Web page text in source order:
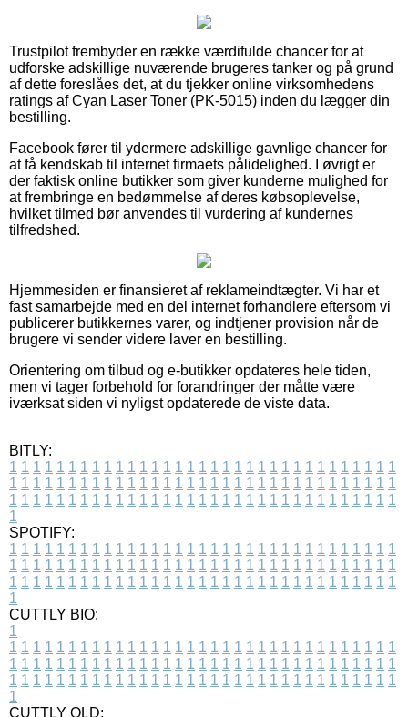
Trustpilot frembyder en række værdifulde chancer for at
udforske adskillige nuværende brugeres tanker og på grund
af dette foreslåes det, at du tjekker online virksomhedens
ratings af Cyan Laser Toner (PK-5015) inden du lægger din
bestilling.
Facebook fører til ydermere adskillige gavnlige chancer for
at få kendskab til internet firmaets pålidelighed. I øvrigt er
der faktisk online butikker som giver kunderne mulighed for
at frembringe en bedømmelse af deres købsoplevelse,
hvilket tilmed bør anvendes til vurdering af kundernes
tilfredshed.
Hjemmesiden er finansieret af reklameindtægter. Vi har et
fast samarbejde med en del internet forhandlere eftersom vi
publicerer butikkernes varer, og indtjener provision når de
brugere vi sender videre laver en bestilling.
Orientering om tilbud og e-butikker opdateres hele tiden,
men vi tager forbehold for forandringer der måtte være
iværksat siden vi nyligst opdaterede de viste data.
BITLY:
1 1 1 1 1 1 1 1 1 1 1 1 1 1 1 1 1 1 1 1 1 1 1 1 1 1 1 1 1 1 1 1 1
1 1 1 1 1 1 1 1 1 1 1 1 1 1 1 1 1 1 1 1 1 1 1 1 1 1 1 1 1 1 1 1 1
1 1 1 1 1 1 1 1 1 1 1 1 1 1 1 1 1 1 1 1 1 1 1 1 1 1 1 1 1 1 1 1 1
1
SPOTIFY:
1 1 1 1 1 1 1 1 1 1 1 1 1 1 1 1 1 1 1 1 1 1 1 1 1 1 1 1 1 1 1 1 1
1 1 1 1 1 1 1 1 1 1 1 1 1 1 1 1 1 1 1 1 1 1 1 1 1 1 1 1 1 1 1 1 1
1 1 1 1 1 1 1 1 1 1 1 1 1 1 1 1 1 1 1 1 1 1 1 1 1 1 1 1 1 1 1 1 1
1
CUTTLY BIO:
1
1 1 1 1 1 1 1 1 1 1 1 1 1 1 1 1 1 1 1 1 1 1 1 1 1 1 1 1 1 1 1 1 1
1 1 1 1 1 1 1 1 1 1 1 1 1 1 1 1 1 1 1 1 1 1 1 1 1 1 1 1 1 1 1 1 1
1 1 1 1 1 1 1 1 1 1 1 1 1 1 1 1 1 1 1 1 1 1 1 1 1 1 1 1 1 1 1 1 1
1
CUTTLY OLD: